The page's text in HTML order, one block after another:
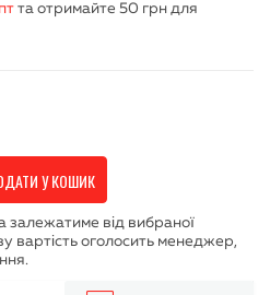
та отримайте 50 грн для
У КОШИК